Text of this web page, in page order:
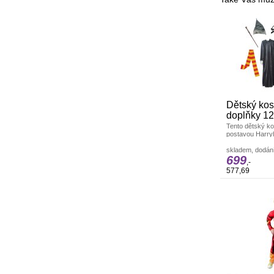
Dětský
doplňky
Tento dětský
postavou
skladem,
699,-
577,69